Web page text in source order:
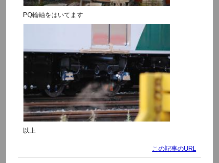
PQ輪軸をはいてます
以上
この記事のURL